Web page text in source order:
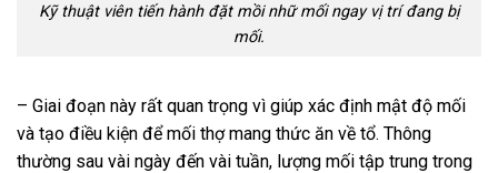
Kỹ thuật viên tiến hành đặt mồi nhữ mối ngay vị trí đang bị
mối.
– Giai đoạn này rất quan trọng vì giúp xác định mật độ mối
và tạo điều kiện để mối thợ mang thức ăn về tổ. Thông
thường sau vài ngày đến vài tuần, lượng mối tập trung trong